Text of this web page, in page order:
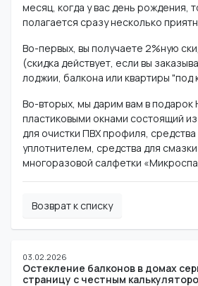
месяц, когда у вас день рождения,
полагается сразу несколько
Во-первых, вы получаете 2%ную
(скидка действует, если вы
лоджии, балкона или квартиры "под
Во-вторых, мы дарим вам в подарок
пластиковыми окнами состоящий
для очистки ПВХ профиля, средства
уплотнителем, средства для
многоразовой салфетки
Возврат к списку
03.02.2026
Остекление балконов в домах
страницу с честным